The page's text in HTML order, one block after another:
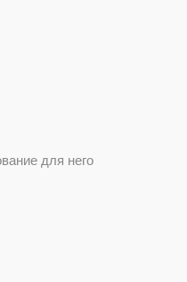
для него